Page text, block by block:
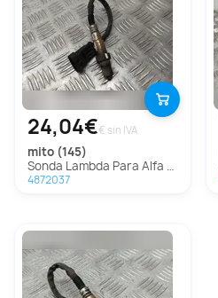
24,04€€ sin IVA
mito (145)
Sonda Lambda Para Alfa Romeo Mito
4872037